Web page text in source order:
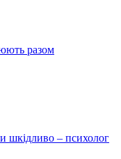
разом
шкідливо – психолог